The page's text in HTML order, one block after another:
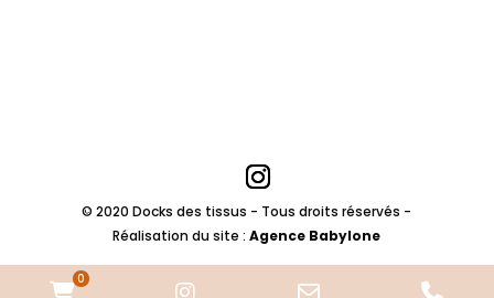
© 2020 Docks des tissus - Tous droits réservés -
Réalisation du site :Agence Babylone
0
WooCommerceInstagram